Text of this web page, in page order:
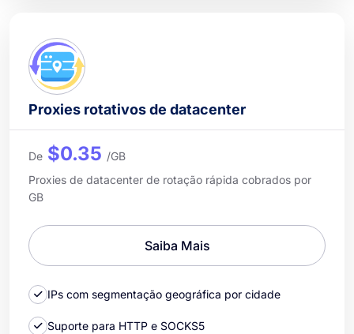
Proxies rotativos de datacenter
De $0.35 /GB
Proxies de datacenter de rotação rápida cobrados por
GB
Saiba Mais
IPs com segmentação geográfica por cidade
Suporte para HTTP e SOCKS5